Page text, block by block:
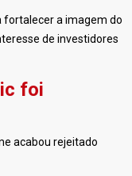
fortalecer a imagem do
de investidores
foi
acabou rejeitado